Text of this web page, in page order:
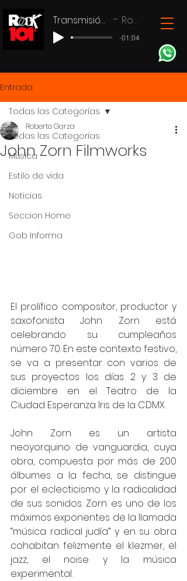
Transmisión en vivo Rock 101
-01:04
Entrada
Todas las Categorías
Música
Estilo de vida
Noticias
Seccion Home
Gob Informa
Todas las Categorías
John Zorn Filmworks
Roberto Garza
El prolífico compositor, productor y
saxofonista John Zorn está
celebrando su cumpleaños
número 70. En este contexto festivo,
se va a presentar con varios de
sus proyectos los días 2 y 3 de
diciembre en el Teatro de la
Ciudad Esperanza Iris de la CDMX.
John Zorn es un artista
neoyorquino de vanguardia, cuya
obra, compuesta por más de 200
álbumes a la fecha, se distingue
por el eclecticismo y la radicalidad
de sus sonidos. Zorn es uno de los
máximos exponentes de la llamada
“música radical judía” y en su obra
cohabitan felizmente el klezmer, el
jazz, el noise y la música
experimental.